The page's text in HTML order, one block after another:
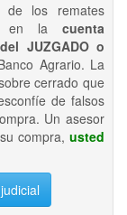
de los remates
en la cuenta
JUZGADO o
Agrario. La
cerrado que
de falsos
Un asesor
compra, usted